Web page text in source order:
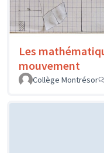
Les
mouvement
Collège Montrésor